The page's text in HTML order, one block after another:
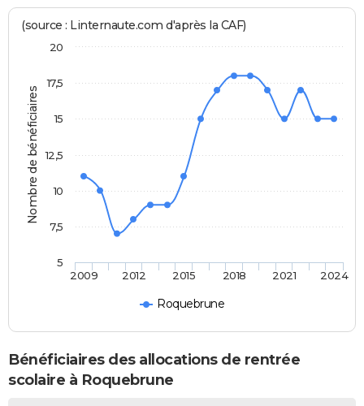
Nombre de bénéficiaires
(source : Linternaute.com d'après la CAF)
Roquebrune
2009 2012 2015 2018 2021 2024
5
7,5
10
12,5
15
17,5
20
Bénéficiaires des allocations de rentrée
scolaire à Roquebrune